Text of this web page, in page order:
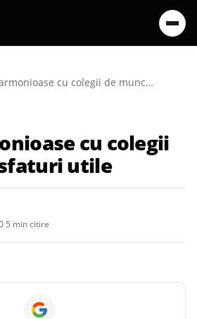
Relații armonioase cu colegii de muncă: sfaturi utile
cu colegii
utile
5 min citire